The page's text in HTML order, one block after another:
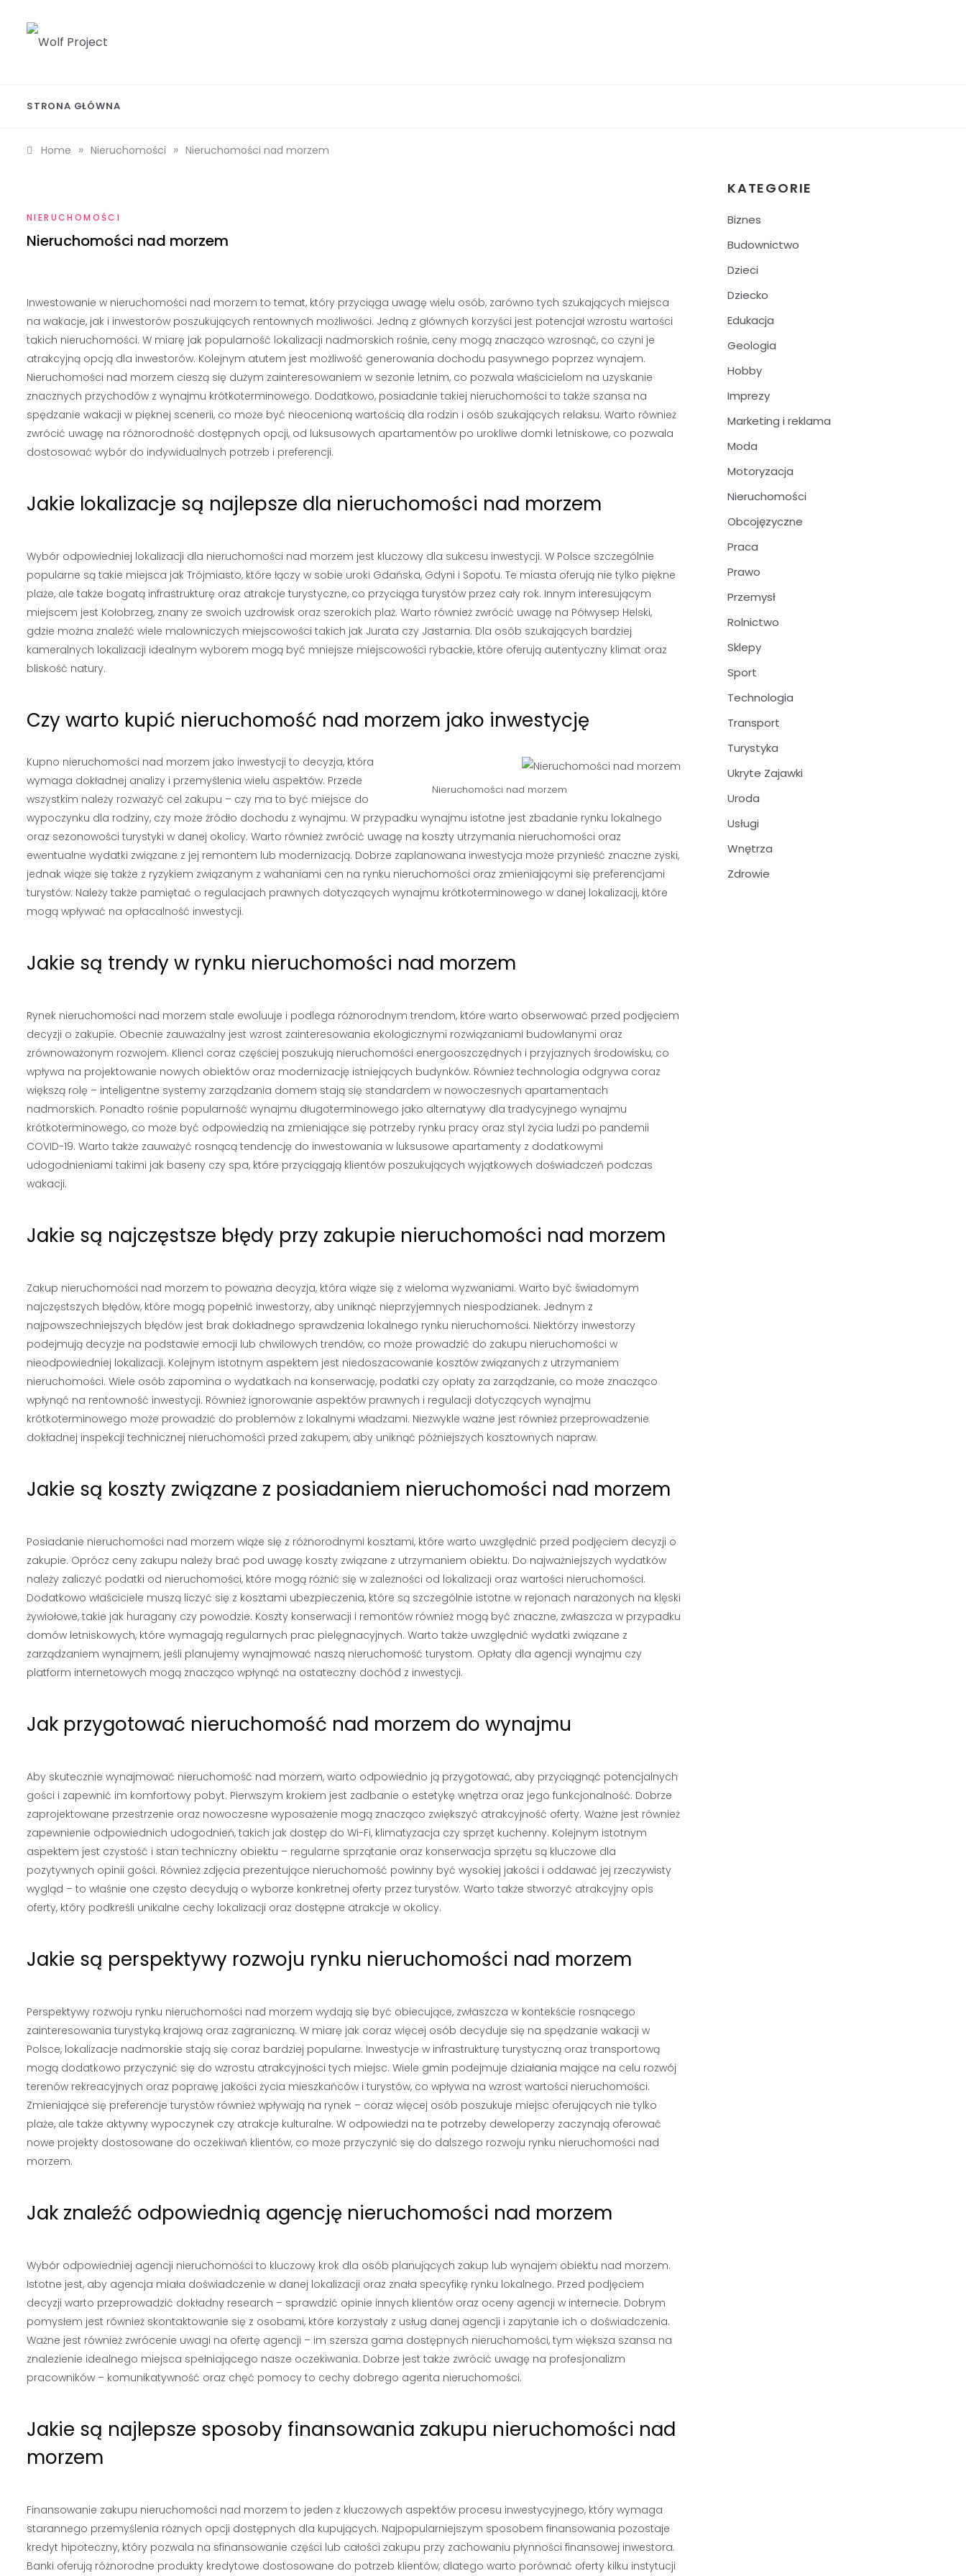
content
STRONA GŁÓWNA
Home » Nieruchomości » Nieruchomości nad morzem
NIERUCHOMOŚCI
Nieruchomości nad morzem
Inwestowanie w nieruchomości nad morzem to temat, który przyciąga uwagę wielu osób, zarówno tych szukających miejsca
na wakacje, jak i inwestorów poszukujących rentownych możliwości. Jedną z głównych korzyści jest potencjał wzrostu wartości
takich nieruchomości. W miarę jak popularność lokalizacji nadmorskich rośnie, ceny mogą znacząco wzrosnąć, co czyni je
atrakcyjną opcją dla inwestorów. Kolejnym atutem jest możliwość generowania dochodu pasywnego poprzez wynajem.
Nieruchomości nad morzem cieszą się dużym zainteresowaniem w sezonie letnim, co pozwala właścicielom na uzyskanie
znacznych przychodów z wynajmu krótkoterminowego. Dodatkowo, posiadanie takiej nieruchomości to także szansa na
spędzanie wakacji w pięknej scenerii, co może być nieocenioną wartością dla rodzin i osób szukających relaksu. Warto również
zwrócić uwagę na różnorodność dostępnych opcji, od luksusowych apartamentów po urokliwe domki letniskowe, co pozwala
dostosować wybór do indywidualnych potrzeb i preferencji.
Jakie lokalizacje są najlepsze dla nieruchomości nad morzem
Wybór odpowiedniej lokalizacji dla nieruchomości nad morzem jest kluczowy dla sukcesu inwestycji. W Polsce szczególnie
popularne są takie miejsca jak Trójmiasto, które łączy w sobie uroki Gdańska, Gdyni i Sopotu. Te miasta oferują nie tylko piękne
plaże, ale także bogatą infrastrukturę oraz atrakcje turystyczne, co przyciąga turystów przez cały rok. Innym interesującym
miejscem jest Kołobrzeg, znany ze swoich uzdrowisk oraz szerokich plaż. Warto również zwrócić uwagę na Półwysep Helski,
gdzie można znaleźć wiele malowniczych miejscowości takich jak Jurata czy Jastarnia. Dla osób szukających bardziej
kameralnych lokalizacji idealnym wyborem mogą być mniejsze miejscowości rybackie, które oferują autentyczny klimat oraz
bliskość natury.
Czy warto kupić nieruchomość nad morzem jako inwestycję
Nieruchomości nad morzem
Kupno nieruchomości nad morzem jako inwestycji to decyzja, która
wymaga dokładnej analizy i przemyślenia wielu aspektów. Przede
wszystkim należy rozważyć cel zakupu – czy ma to być miejsce do
wypoczynku dla rodziny, czy może źródło dochodu z wynajmu. W przypadku wynajmu istotne jest zbadanie rynku lokalnego
oraz sezonowości turystyki w danej okolicy. Warto również zwrócić uwagę na koszty utrzymania nieruchomości oraz
ewentualne wydatki związane z jej remontem lub modernizacją. Dobrze zaplanowana inwestycja może przynieść znaczne zyski,
jednak wiąże się także z ryzykiem związanym z wahaniami cen na rynku nieruchomości oraz zmieniającymi się preferencjami
turystów. Należy także pamiętać o regulacjach prawnych dotyczących wynajmu krótkoterminowego w danej lokalizacji, które
mogą wpływać na opłacalność inwestycji.
Jakie są trendy w rynku nieruchomości nad morzem
Rynek nieruchomości nad morzem stale ewoluuje i podlega różnorodnym trendom, które warto obserwować przed podjęciem
decyzji o zakupie. Obecnie zauważalny jest wzrost zainteresowania ekologicznymi rozwiązaniami budowlanymi oraz
zrównoważonym rozwojem. Klienci coraz częściej poszukują nieruchomości energooszczędnych i przyjaznych środowisku, co
wpływa na projektowanie nowych obiektów oraz modernizację istniejących budynków. Również technologia odgrywa coraz
większą rolę – inteligentne systemy zarządzania domem stają się standardem w nowoczesnych apartamentach
nadmorskich. Ponadto rośnie popularność wynajmu długoterminowego jako alternatywy dla tradycyjnego wynajmu
krótkoterminowego, co może być odpowiedzią na zmieniające się potrzeby rynku pracy oraz styl życia ludzi po pandemii
COVID-19. Warto także zauważyć rosnącą tendencję do inwestowania w luksusowe apartamenty z dodatkowymi
udogodnieniami takimi jak baseny czy spa, które przyciągają klientów poszukujących wyjątkowych doświadczeń podczas
wakacji.
Jakie są najczęstsze błędy przy zakupie nieruchomości nad morzem
Zakup nieruchomości nad morzem to poważna decyzja, która wiąże się z wieloma wyzwaniami. Warto być świadomym
najczęstszych błędów, które mogą popełnić inwestorzy, aby uniknąć nieprzyjemnych niespodzianek. Jednym z
najpowszechniejszych błędów jest brak dokładnego sprawdzenia lokalnego rynku nieruchomości. Niektórzy inwestorzy
podejmują decyzje na podstawie emocji lub chwilowych trendów, co może prowadzić do zakupu nieruchomości w
nieodpowiedniej lokalizacji. Kolejnym istotnym aspektem jest niedoszacowanie kosztów związanych z utrzymaniem
nieruchomości. Wiele osób zapomina o wydatkach na konserwację, podatki czy opłaty za zarządzanie, co może znacząco
wpłynąć na rentowność inwestycji. Również ignorowanie aspektów prawnych i regulacji dotyczących wynajmu
krótkoterminowego może prowadzić do problemów z lokalnymi władzami. Niezwykle ważne jest również przeprowadzenie
dokładnej inspekcji technicznej nieruchomości przed zakupem, aby uniknąć późniejszych kosztownych napraw.
Jakie są koszty związane z posiadaniem nieruchomości nad morzem
Posiadanie nieruchomości nad morzem wiąże się z różnorodnymi kosztami, które warto uwzględnić przed podjęciem decyzji o
zakupie. Oprócz ceny zakupu należy brać pod uwagę koszty związane z utrzymaniem obiektu. Do najważniejszych wydatków
należy zaliczyć podatki od nieruchomości, które mogą różnić się w zależności od lokalizacji oraz wartości nieruchomości.
Dodatkowo właściciele muszą liczyć się z kosztami ubezpieczenia, które są szczególnie istotne w rejonach narażonych na klęski
żywiołowe, takie jak huragany czy powodzie. Koszty konserwacji i remontów również mogą być znaczne, zwłaszcza w przypadku
domów letniskowych, które wymagają regularnych prac pielęgnacyjnych. Warto także uwzględnić wydatki związane z
zarządzaniem wynajmem, jeśli planujemy wynajmować naszą nieruchomość turystom. Opłaty dla agencji wynajmu czy
platform internetowych mogą znacząco wpłynąć na ostateczny dochód z inwestycji.
Jak przygotować nieruchomość nad morzem do wynajmu
Aby skutecznie wynajmować nieruchomość nad morzem, warto odpowiednio ją przygotować, aby przyciągnąć potencjalnych
gości i zapewnić im komfortowy pobyt. Pierwszym krokiem jest zadbanie o estetykę wnętrza oraz jego funkcjonalność. Dobrze
zaprojektowane przestrzenie oraz nowoczesne wyposażenie mogą znacząco zwiększyć atrakcyjność oferty. Ważne jest również
zapewnienie odpowiednich udogodnień, takich jak dostęp do Wi-Fi, klimatyzacja czy sprzęt kuchenny. Kolejnym istotnym
aspektem jest czystość i stan techniczny obiektu – regularne sprzątanie oraz konserwacja sprzętu są kluczowe dla
pozytywnych opinii gości. Również zdjęcia prezentujące nieruchomość powinny być wysokiej jakości i oddawać jej rzeczywisty
wygląd – to właśnie one często decydują o wyborze konkretnej oferty przez turystów. Warto także stworzyć atrakcyjny opis
oferty, który podkreśli unikalne cechy lokalizacji oraz dostępne atrakcje w okolicy.
Jakie są perspektywy rozwoju rynku nieruchomości nad morzem
Perspektywy rozwoju rynku nieruchomości nad morzem wydają się być obiecujące, zwłaszcza w kontekście rosnącego
zainteresowania turystyką krajową oraz zagraniczną. W miarę jak coraz więcej osób decyduje się na spędzanie wakacji w
Polsce, lokalizacje nadmorskie stają się coraz bardziej popularne. Inwestycje w infrastrukturę turystyczną oraz transportową
mogą dodatkowo przyczynić się do wzrostu atrakcyjności tych miejsc. Wiele gmin podejmuje działania mające na celu rozwój
terenów rekreacyjnych oraz poprawę jakości życia mieszkańców i turystów, co wpływa na wzrost wartości nieruchomości.
Zmieniające się preferencje turystów również wpływają na rynek – coraz więcej osób poszukuje miejsc oferujących nie tylko
plaże, ale także aktywny wypoczynek czy atrakcje kulturalne. W odpowiedzi na te potrzeby deweloperzy zaczynają oferować
nowe projekty dostosowane do oczekiwań klientów, co może przyczynić się do dalszego rozwoju rynku nieruchomości nad
morzem.
Jak znaleźć odpowiednią agencję nieruchomości nad morzem
Wybór odpowiedniej agencji nieruchomości to kluczowy krok dla osób planujących zakup lub wynajem obiektu nad morzem.
Istotne jest, aby agencja miała doświadczenie w danej lokalizacji oraz znała specyfikę rynku lokalnego. Przed podjęciem
decyzji warto przeprowadzić dokładny research – sprawdzić opinie innych klientów oraz oceny agencji w internecie. Dobrym
pomysłem jest również skontaktowanie się z osobami, które korzystały z usług danej agencji i zapytanie ich o doświadczenia.
Ważne jest również zwrócenie uwagi na ofertę agencji – im szersza gama dostępnych nieruchomości, tym większa szansa na
znalezienie idealnego miejsca spełniającego nasze oczekiwania. Dobrze jest także zwrócić uwagę na profesjonalizm
pracowników – komunikatywność oraz chęć pomocy to cechy dobrego agenta nieruchomości.
Jakie są najlepsze sposoby finansowania zakupu nieruchomości nad
morzem
Finansowanie zakupu nieruchomości nad morzem to jeden z kluczowych aspektów procesu inwestycyjnego, który wymaga
starannego przemyślenia różnych opcji dostępnych dla kupujących. Najpopularniejszym sposobem finansowania pozostaje
kredyt hipoteczny, który pozwala na sfinansowanie części lub całości zakupu przy zachowaniu płynności finansowej inwestora.
Banki oferują różnorodne produkty kredytowe dostosowane do potrzeb klientów, dlatego warto porównać oferty kilku instytucji
KATEGORIE
Biznes
Budownictwo
Dzieci
Dziecko
Edukacja
Geologia
Hobby
Imprezy
Marketing i reklama
Moda
Motoryzacja
Nieruchomości
Obcojęzyczne
Praca
Prawo
Przemysł
Rolnictwo
Sklepy
Sport
Technologia
Transport
Turystyka
Ukryte Zajawki
Uroda
Usługi
Wnętrza
Zdrowie